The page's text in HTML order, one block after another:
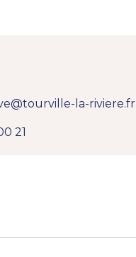
la-riviere.fr
21